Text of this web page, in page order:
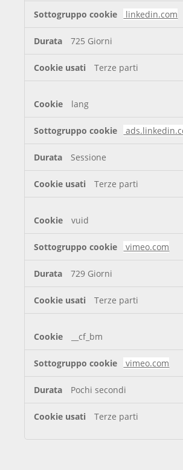
linkedin.com
725 Giorni
Terze parti
lang
Sessione
Terze parti
vuid
vimeo.com
729 Giorni
Terze parti
__cf_bm
vimeo.com
Pochi secondi
Terze parti